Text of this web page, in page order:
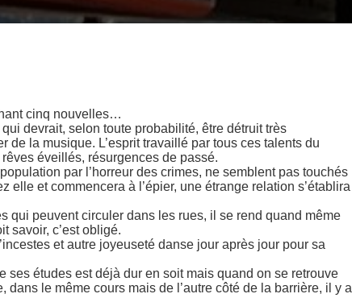
cinq nouvelles…
devrait, selon toute probabilité, être détruit très
la musique. L’esprit travaillé par tous ces talents du
éveillés, résurgences de passé.
par l’horreur des crimes, ne semblent pas touchés
elle et commencera à l’épier, une étrange relation s’établira
qui peuvent circuler dans les rues, il se rend quand même
savoir, c’est obligé.
et autre joyeuseté danse jour après jour pour sa
ses études est déjà dur en soit mais quand on se retrouve
le même cours mais de l’autre côté de la barrière, il y a